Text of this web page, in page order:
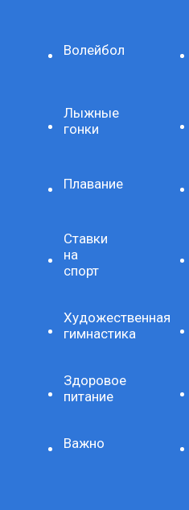
Волейбол
Лыжные
гонки
Плавание
Ставки
на
спорт
Художественная
гимнастика
Здоровое
питание
Важно